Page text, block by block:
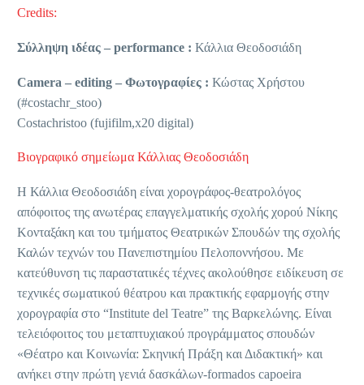
Credits:
Σύλληψη ιδέας – performance : Κάλλια Θεοδοσιάδη
Camera – editing – Φωτογραφίες : Κώστας Χρήστου
(#costachr_stoo)
Costachristoo (fujifilm,x20 digital)
Βιογραφικό σημείωμα Κάλλιας Θεοδοσιάδη
Η Κάλλια Θεοδοσιάδη είναι χορογράφος-θεατρολόγος
απόφοιτος της ανωτέρας επαγγελματικής σχολής χορού Νίκης
Κονταξάκη και του τμήματος Θεατρικών Σπουδών της σχολής
Καλών τεχνών του Πανεπιστημίου Πελοποννήσου. Με
κατεύθυνση τις παραστατικές τέχνες ακολούθησε ειδίκευση σε
τεχνικές σωματικού θέατρου και πρακτικής εφαρμογής στην
χορογραφία στο “Institute del Teatre” της Βαρκελώνης. Είναι
τελειόφοιτος του μεταπτυχιακού προγράμματος σπουδών
«Θέατρο και Κοινωνία: Σκηνική Πράξη και Διδακτική» και
ανήκει στην πρώτη γενιά δασκάλων-formados capoeira